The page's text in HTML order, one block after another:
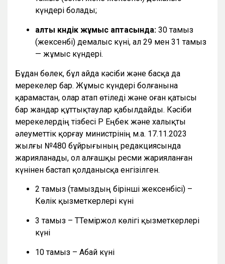
күндері болады;
алты күндік жұмыс аптасында: 30 тамыз
(жексенбі) демалыс күні, ал 29 мен 31 тамыз
— жұмыс күндері.
Бұдан бөлек, бұл айда кәсіби және басқа да
мерекелер бар. Жұмыс күндері болғанына
қарамастан, олар атап өтіледі және оған қатысы
бар жандар құттықтаулар қабылдайды. Кәсіби
мерекелердің тізбесі ҚР Еңбек және халықты
әлеуметтік қорғау министрінің м.а. 17.11.2023
жылғы №480 бұйрығының редакциясында
жарияланады, ол алғашқы ресми жарияланған
күнінен бастап қолданысқа енгізілген.
2 тамыз (тамыздың бірінші жексенбісі) –
Көлік қызметкерлері күні
3 тамыз – ТТеміржол көлігі қызметкерлері
күні
10 тамыз – Абай күні